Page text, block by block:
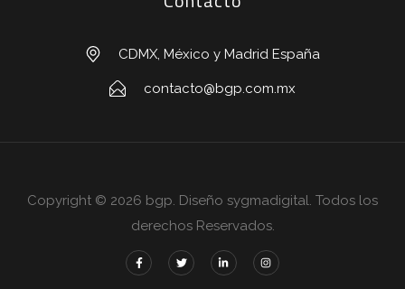
CDMX, México y Madrid España
contacto@bgp.com.mx
Copyright © 2026 bgp. Diseño sygmadigital. Todos los
derechos Reservados.